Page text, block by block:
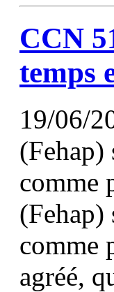
CCN
temps
19/06/
(Fehap)
comme
(Fehap)
comme
agréé,